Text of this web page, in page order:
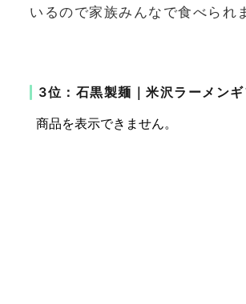
いるので家族みんなで食べられ
3位：石黒製麺｜米沢ラーメンギ